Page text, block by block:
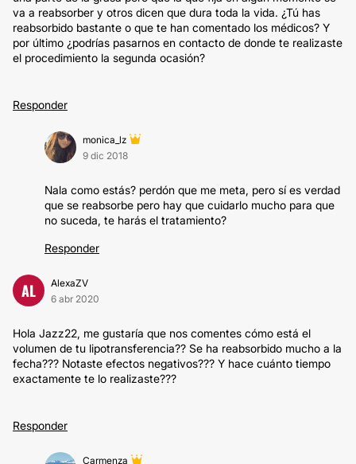
va a reabsorber y otros dicen que dura toda la vida. ¿Tú has
reabsorbido bastante o que te han comentado los médicos? Y
por último ¿podrías pasarnos en contacto de donde te realizaste
el procedimiento la segunda ocasión?
Responder
monica_lz
9 dic 2018
Nala como estás? perdón que me meta, pero sí es verdad
que se reabsorbe pero hay que cuidarlo mucho para que
no suceda, te harás el tratamiento?
Responder
AL
AlexaZV
6 abr 2020
Hola Jazz22, me gustaría que nos comentes cómo está el
volumen de tu lipotransferencia?? Se ha reabsorbido mucho a la
fecha??? Notaste efectos negativos??? Y hace cuánto tiempo
exactamente te lo realizaste???
Responder
Carmenza